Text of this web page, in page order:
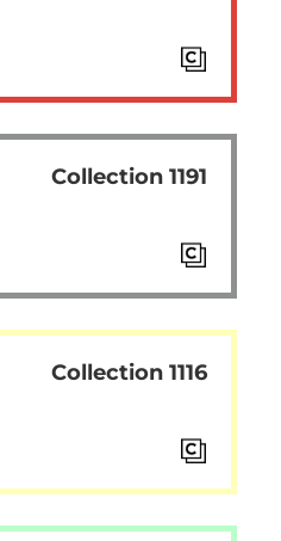
Collection 1191
Collection 1116